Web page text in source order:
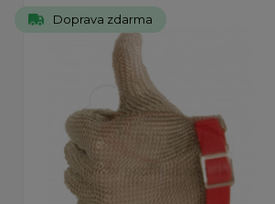
Doprava zdarma